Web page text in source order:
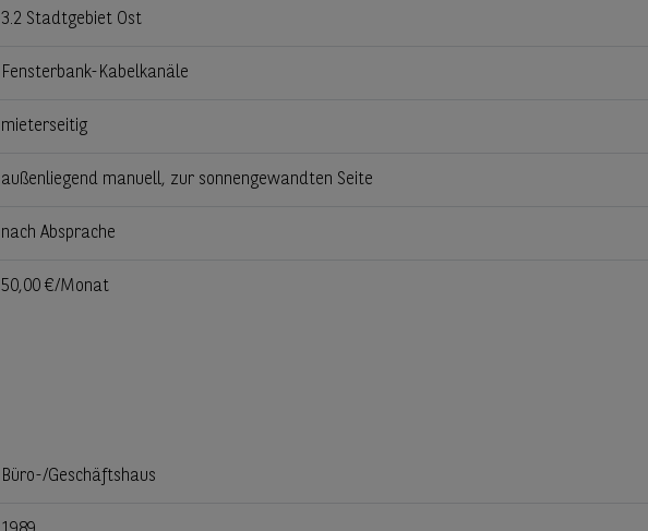
3.2 Stadtgebiet Ost
Fensterbank-Kabelkanäle
mieterseitig
außenliegend manuell, zur sonnengewandten Seite
nach Absprache
50,00 €/Monat
Büro-/Geschäftshaus